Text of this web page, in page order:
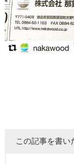
この記事を書い